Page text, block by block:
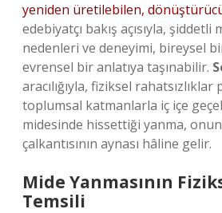
yeniden üretilebilen,
edebiyatçı bakış açısıyla, şiddetli
nedenleri ve deneyimi, bireysel
evrensel bir anlatıya taşınabilir.
aracılığıyla, fiziksel
toplumsal katmanlarla iç içe
midesinde hissettiği yanma,
çalkantısının aynası hâline gelir.
Mide Yanmasının
Temsili